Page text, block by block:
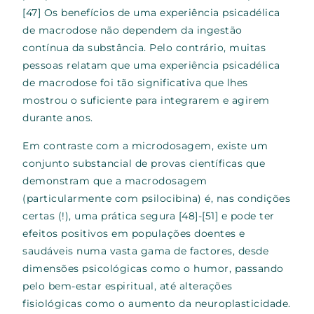
[47] Os benefícios de uma experiência psicadélica
de macrodose não dependem da ingestão
contínua da substância. Pelo contrário, muitas
pessoas relatam que uma experiência psicadélica
de macrodose foi tão significativa que lhes
mostrou o suficiente para integrarem e agirem
durante anos.
Em contraste com a microdosagem, existe um
conjunto substancial de provas científicas que
demonstram que a macrodosagem
(particularmente com psilocibina) é, nas condições
certas (!), uma prática segura [48]-[51] e pode ter
efeitos positivos em populações doentes e
saudáveis numa vasta gama de factores, desde
dimensões psicológicas como o humor, passando
pelo bem-estar espiritual, até alterações
fisiológicas como o aumento da neuroplasticidade.